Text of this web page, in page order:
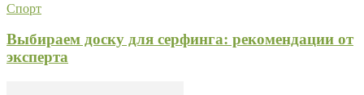
Спорт
Выбираем доску для серфинга: рекомендации от
эксперта